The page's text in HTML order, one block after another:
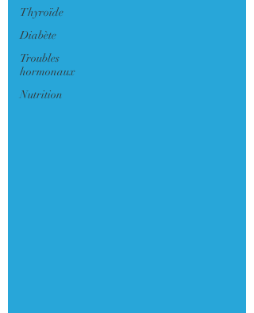
Thyroïde
Diabète
Troubles
hormonaux
Nutrition